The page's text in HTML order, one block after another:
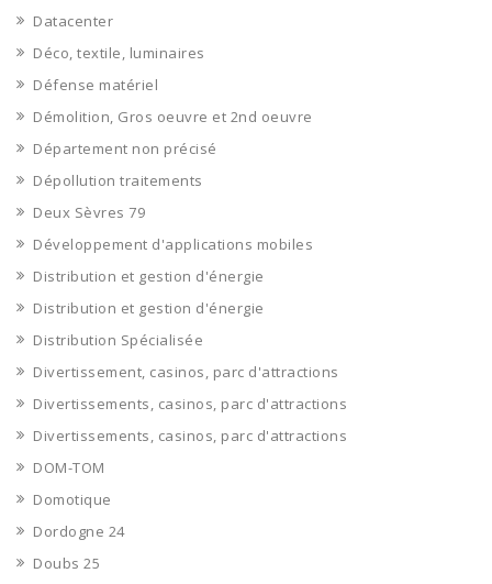
Datacenter
Déco, textile, luminaires
Défense matériel
Démolition, Gros oeuvre et 2nd oeuvre
Département non précisé
Dépollution traitements
Deux Sèvres 79
Développement d'applications mobiles
Distribution et gestion d'énergie
Distribution et gestion d'énergie
Distribution Spécialisée
Divertissement, casinos, parc d'attractions
Divertissements, casinos, parc d'attractions
Divertissements, casinos, parc d'attractions
DOM-TOM
Domotique
Dordogne 24
Doubs 25